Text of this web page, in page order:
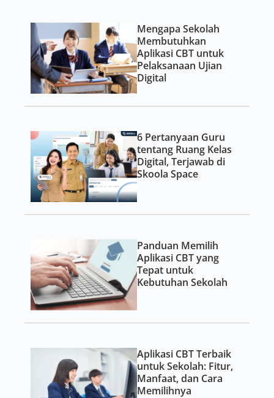
Mengapa Sekolah
Membutuhkan
Aplikasi CBT untuk
Pelaksanaan Ujian
Digital
6 Pertanyaan Guru
tentang Ruang Kelas
Digital, Terjawab di
Skoola Space
Panduan Memilih
Aplikasi CBT yang
Tepat untuk
Kebutuhan Sekolah
Aplikasi CBT Terbaik
untuk Sekolah: Fitur,
Manfaat, dan Cara
Memilihnya